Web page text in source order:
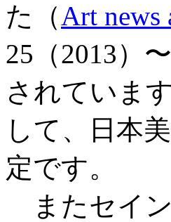
た（Art
25（2013）
されていま
して、日本
定です。
またセイン